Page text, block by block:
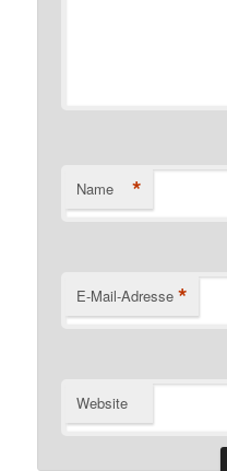
Name *
E-Mail-Adresse *
Website